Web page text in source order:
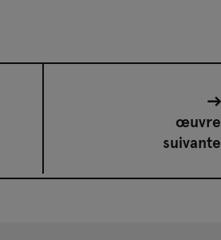
œuvre
suivante